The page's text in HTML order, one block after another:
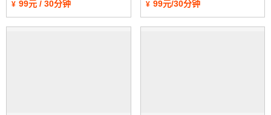
¥ 99元 / 30分钟 ¥ 99元/30分钟